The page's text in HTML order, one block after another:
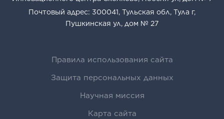
Почтовый адрес: 300041, Тульская обл, Тула г,
Пушкинская ул, дом № 27
Правила использования сайта
Защита персональных данных
Научная миссия
Карта сайта